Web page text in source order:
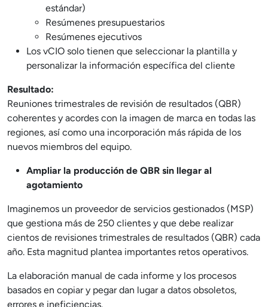
estándar)
Resúmenes presupuestarios
Resúmenes ejecutivos
Los vCIO solo tienen que seleccionar la plantilla y
personalizar la información específica del cliente
Resultado:
Reuniones trimestrales de revisión de resultados (QBR)
coherentes y acordes con la imagen de marca en todas las
regiones, así como una incorporación más rápida de los
nuevos miembros del equipo.
Ampliar la producción de QBR sin llegar al
agotamiento
Imaginemos un proveedor de servicios gestionados (MSP)
que gestiona más de 250 clientes y que debe realizar
cientos de revisiones trimestrales de resultados (QBR) cada
año. Esta magnitud plantea importantes retos operativos.
La elaboración manual de cada informe y los procesos
basados en copiar y pegar dan lugar a datos obsoletos,
errores e ineficiencias.